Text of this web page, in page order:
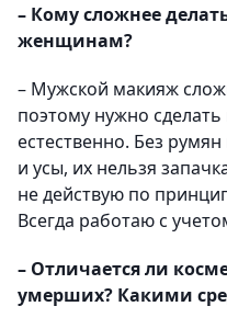
– Кому сложнее
женщинам?
– Мужской макияж
поэтому нужно
естественно. Без
и усы, их нельзя
не действую по
Всегда работаю с
– Отличается ли
умерших? Какими